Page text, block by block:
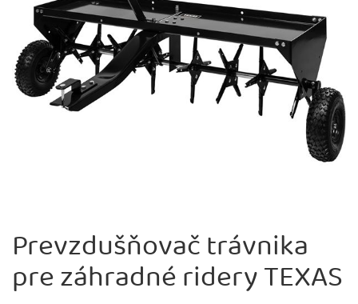
Prevzdušňovač trávnika
pre záhradné ridery TEXAS